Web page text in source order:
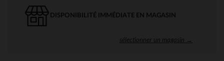
DISPONIBILITÉ IMMÉDIATE EN MAGASIN
sélectionner un magasin →